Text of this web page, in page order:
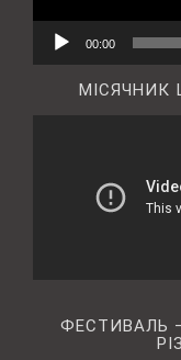
00:00
МІСЯЧНИК
ФЕСТИВАЛЬ